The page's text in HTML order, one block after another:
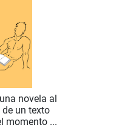
novela al
un texto
momento ...